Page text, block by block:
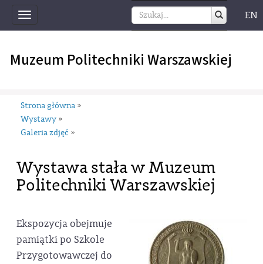
Toggle
navigation
EN
Muzeum Politechniki Warszawskiej
Strona główna »
Wystawy »
Galeria zdjęć »
Wystawa stała w Muzeum
Politechniki Warszawskiej
Ekspozycja obejmuje
pamiątki po Szkole
Przygotowawczej do